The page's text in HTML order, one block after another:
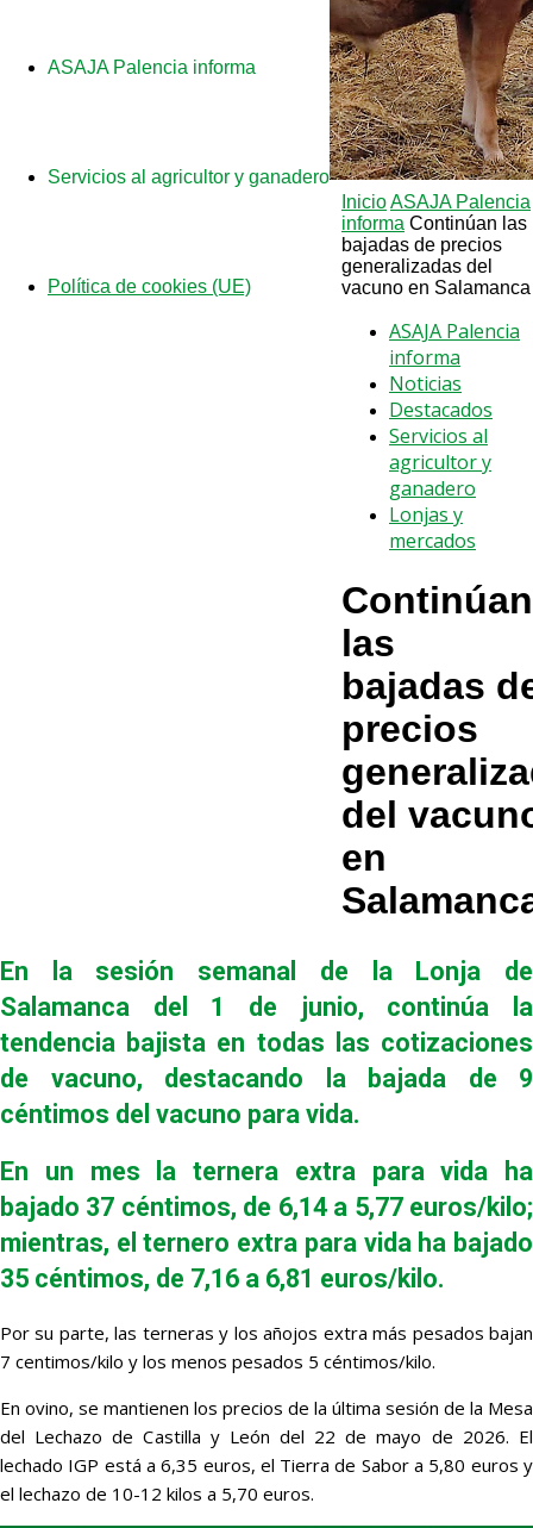
ASAJA Palencia informa
Servicios al agricultor y ganadero
Política de cookies (UE)
InicioASAJA Palencia
informa Continúan las
bajadas de precios
generalizadas del
vacuno en Salamanca
ASAJA Palencia
informa
Noticias
Destacados
Servicios al
agricultor y
ganadero
Lonjas y
mercados
Continúan
las
bajadas
precios
del
en
En la sesión semanal de la Lonja de
Salamanca del 1 de junio, continúa la
tendencia bajista en todas las cotizaciones
de vacuno, destacando la bajada de 9
céntimos del vacuno para vida.
En un mes la ternera extra para vida ha
bajado 37 céntimos, de 6,14 a 5,77 euros/kilo;
mientras, el ternero extra para vida ha bajado
35 céntimos, de 7,16 a 6,81 euros/kilo.
Por su parte, las terneras y los añojos extra más pesados bajan
7 centimos/kilo y los menos pesados 5 céntimos/kilo.
En ovino, se mantienen los precios de la última sesión de la Mesa
del Lechazo de Castilla y León del 22 de mayo de 2026. El
lechado IGP está a 6,35 euros, el Tierra de Sabor a 5,80 euros y
el lechazo de 10-12 kilos a 5,70 euros.